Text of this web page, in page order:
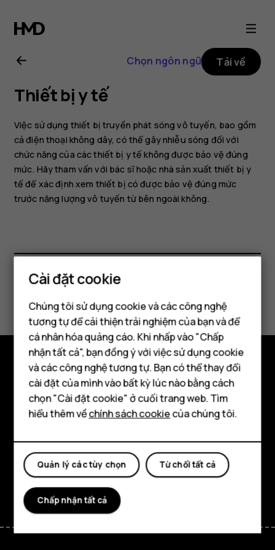
Hướng
dẫn
sử
dụng
Nokia
8.1
Điện thoại thông minh
Điện thoại phổ thông
Máy tính bảng
Chọn ngôn ngữ Tải về
Thiết bị y tế
Việc sử dụng thiết bị truyền phát sóng vô tuyến, bao gồm
cả điện thoại không dây, có thể gây nhiễu sóng đối với
chức năng của các thiết bị y tế không được bảo vệ đúng
mức. Hãy tham vấn với bác sĩ hoặc nhà sản xuất thiết bị y
tế để xác định xem thiết bị có được bảo vệ đúng mức
trước năng lượng vô tuyến từ bên ngoài không.
Bạn tìm được thông tin hữu ích không?
Có Không
Khám phá
Giới thiệu
Hỗ trợ
FacebookInstagram
TiktokYoutubeLinkedinDiscord
Cài đặt cookie
Chúng tôi sử dụng cookie và các công nghệ
tương tự để cải thiện trải nghiệm của bạn và để
cá nhân hóa quảng cáo. Khi nhấp vào "Chấp
nhận tất cả", bạn đồng ý với việc sử dụng cookie
và các công nghệ tương tự. Bạn có thể thay đổi
cài đặt của mình vào bất kỳ lúc nào bằng cách
chọn "Cài đặt cookie" ở cuối trang web. Tìm
hiểu thêm vềchính sách cookiecủa chúng tôi.
Từ chối tất cả
Quản lý các tùy chọn
Chấp nhận tất cả